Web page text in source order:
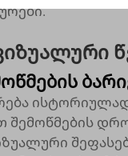
შემოწმების